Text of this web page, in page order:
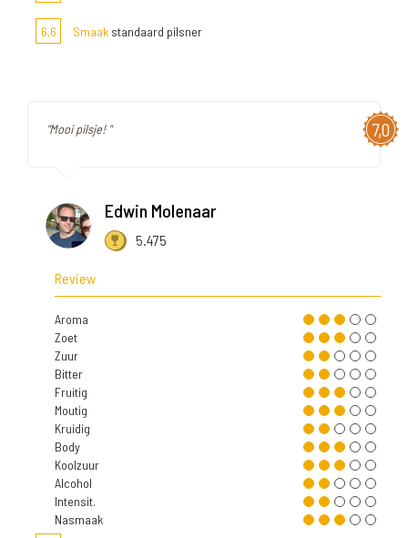
6,6 Smaak standaard pilsner
7,0
"Mooi pilsje! "
Edwin Molenaar
5.475
Review
Aroma
Zoet
Zuur
Bitter
Fruitig
Moutig
Kruidig
Body
Koolzuur
Alcohol
Intensit.
Nasmaak